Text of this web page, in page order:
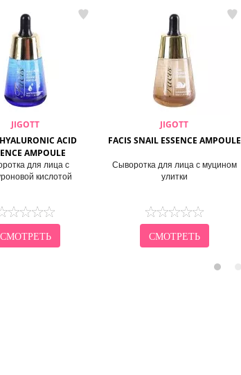
JIGOTT
ACID
AMPOULE
для лица с
кислотой
СМОТРЕТЬ
JIGOTT
FACIS SNAIL ESSENCE AMPOULE
Сыворотка для лица с муцином
улитки
СМОТРЕТЬ